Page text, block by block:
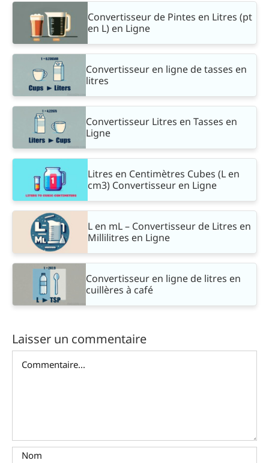
Convertisseur de Pintes en Litres (pt
en L) en Ligne
Convertisseur en ligne de tasses en
litres
Convertisseur Litres en Tasses en
Ligne
Litres en Centimètres Cubes (L en
cm3) Convertisseur en Ligne
L en mL – Convertisseur de Litres en
Millilitres en Ligne
Convertisseur en ligne de litres en
cuillères à café
Laisser un commentaire